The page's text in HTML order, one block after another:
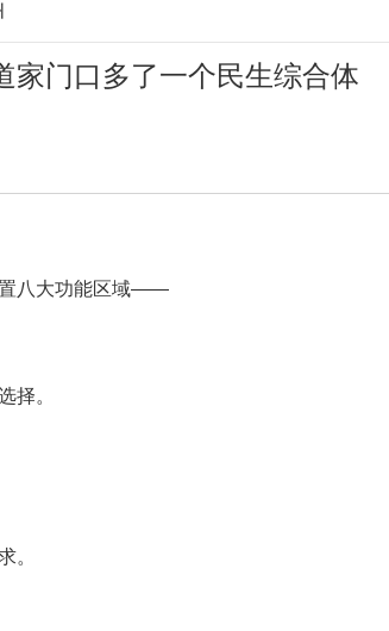
门口多了一个民生综合体
置八大功能区域——
择。
。